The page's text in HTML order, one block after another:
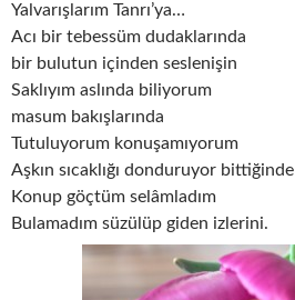
Yalvarışlarım Tanrı’ya…
Acı bir tebessüm dudaklarında
bir bulutun içinden seslenişin
Saklıyım aslında biliyorum
masum bakışlarında
Tutuluyorum konuşamıyorum
Aşkın sıcaklığı donduruyor
Konup göçtüm selâmladım
Bulamadım süzülüp giden izlerini.